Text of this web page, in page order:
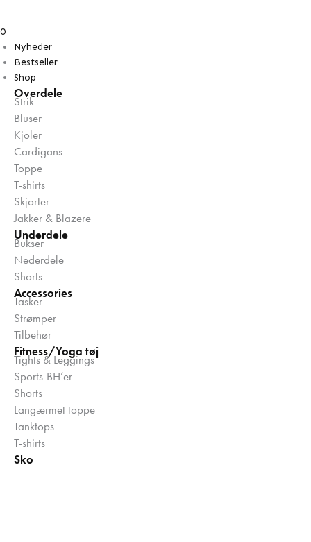
0
Nyheder
Bestseller
Shop
Overdele
Strik
Bluser
Kjoler
Cardigans
Toppe
T-shirts
Skjorter
Jakker & Blazere
Underdele
Bukser
Nederdele
Shorts
Accessories
Tasker
Strømper
Tilbehør
Fitness/Yoga tøj
Tights & Leggings
Sports-BH’er
Shorts
Langærmet toppe
Tanktops
T-shirts
Sko